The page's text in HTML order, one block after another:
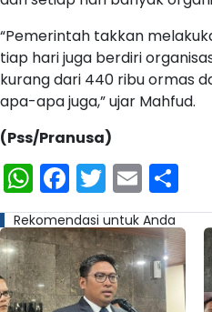
“Pemerintah takkan
tiap hari juga berdiri
kurang dari 440 ribu ormas
apa-apa juga,” ujar Mahfud.
(Pss/Pranusa)
WhatsApp
Facebook
Twitter
Email
Rekomendasi untuk Anda